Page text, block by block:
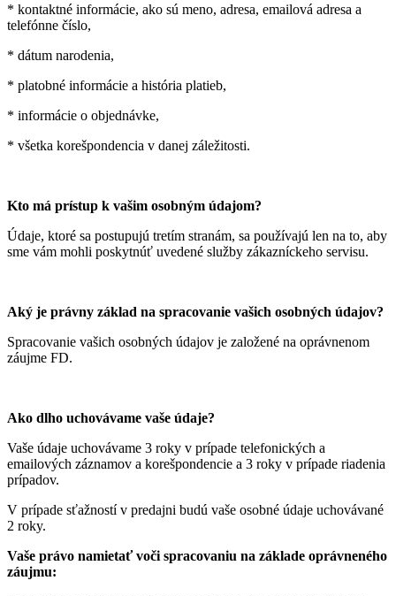
* kontaktné informácie, ako sú meno, adresa, emailová adresa a
telefónne číslo,
* dátum narodenia,
* platobné informácie a história platieb,
* informácie o objednávke,
* všetka korešpondencia v danej záležitosti.
Kto má prístup k vašim osobným údajom?
Údaje, ktoré sa postupujú tretím stranám, sa používajú len na to, aby
sme vám mohli poskytnúť uvedené služby zákazníckeho servisu.
Aký je právny základ na spracovanie vašich osobných údajov?
Spracovanie vašich osobných údajov je založené na oprávnenom
záujme FD.
Ako dlho uchovávame vaše údaje?
Vaše údaje uchovávame 3 roky v prípade telefonických a
emailových záznamov a korešpondencie a 3 roky v prípade riadenia
prípadov.
V prípade sťažností v predajni budú vaše osobné údaje uchovávané
2 roky.
Vaše právo namietať voči spracovaniu na základe oprávneného
záujmu: